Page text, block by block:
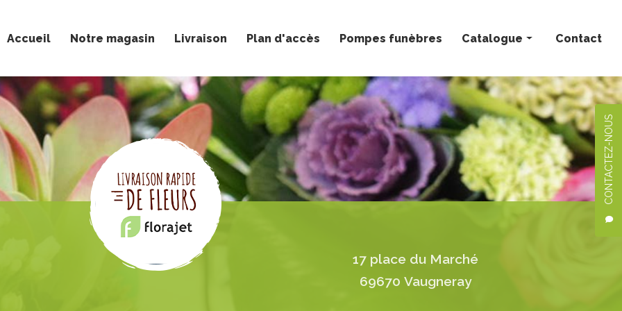
CONTACTEZ-NOUS
Accueil Notre magasin Livraison Plan d'accès Pompes funèbres Catalogue
Bouquets personnalisés
Compositions florales
Deuil
Mariage
Plantes
Contact
17 place du Marché
69670 Vaugneray